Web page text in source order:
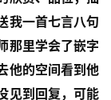
我一首七言八句
那里学会了嵌字
他的空间看到他
见到回复，可能